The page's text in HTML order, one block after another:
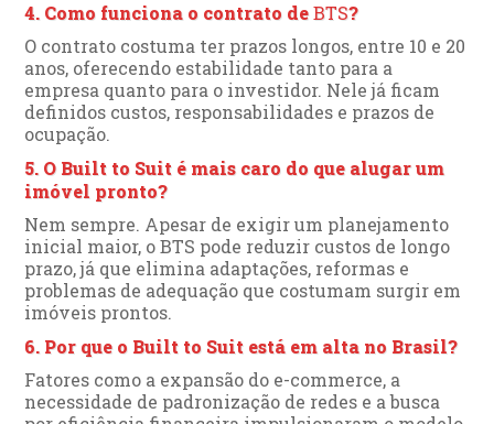
4. Como funciona o contrato deBTS?
O contrato costuma ter prazos longos, entre 10 e 20
anos, oferecendo estabilidade tanto para a
empresa quanto para o investidor. Nele já ficam
definidos custos, responsabilidades e prazos de
ocupação.
5. O Built to Suit é mais caro do que alugar um
imóvel pronto?
Nem sempre. Apesar de exigir um planejamento
inicial maior, o BTS pode reduzir custos de longo
prazo, já que elimina adaptações, reformas e
problemas de adequação que costumam surgir em
imóveis prontos.
6. Por que o Built to Suit está em alta no Brasil?
Fatores como a expansão do e-commerce, a
necessidade de padronização de redes e a busca